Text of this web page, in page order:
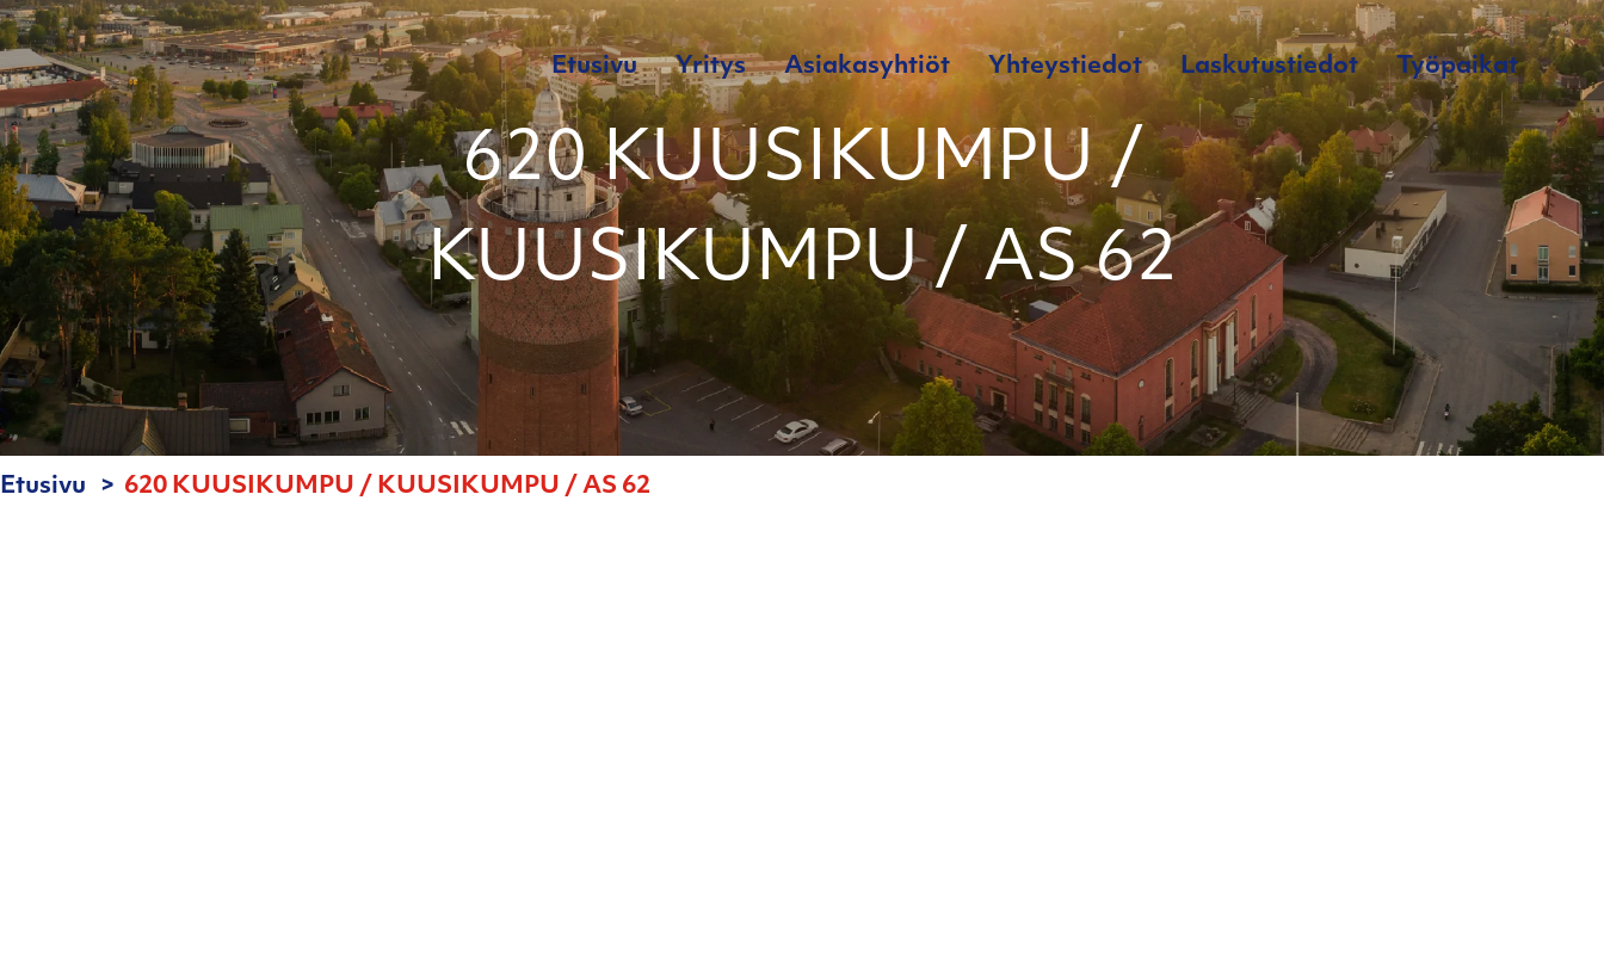
Etusivu Yritys Asiakasyhtiöt Yhteystiedot Laskutustiedot Työpaikat
620 KUUSIKUMPU /
KUUSIKUMPU / AS 62
Etusivu 620 KUUSIKUMPU / KUUSIKUMPU / AS 62